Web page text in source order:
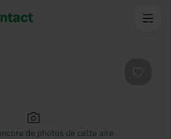
de photos de cette aire